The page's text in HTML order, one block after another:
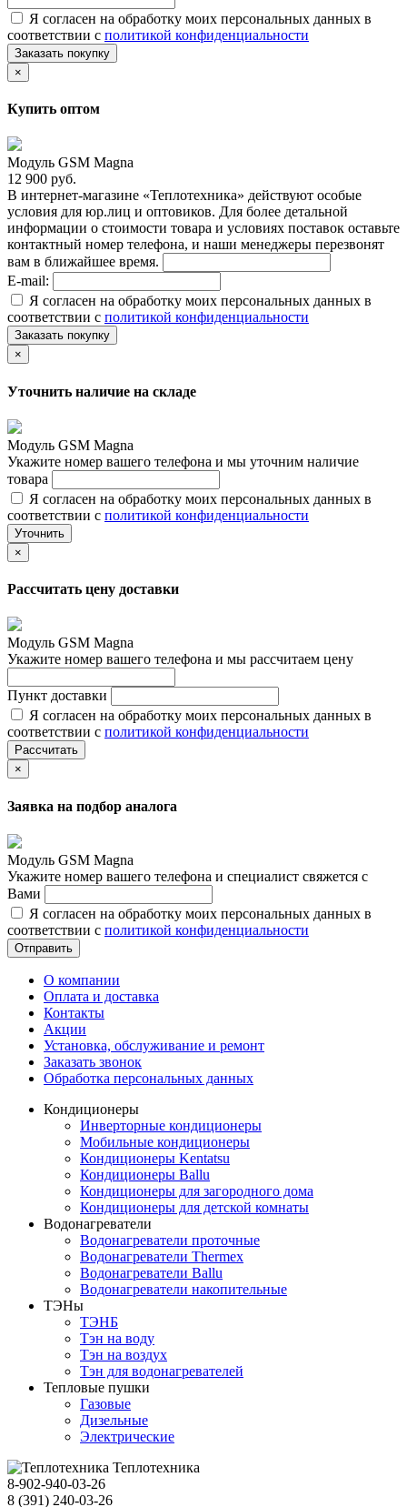
Я согласен на обработку моих персональных данных в
соответствии с политикой конфиденциальности
Заказать покупку
×
Купить оптом
Модуль GSM Magna
12 900 руб.
В интернет-магазине «Теплотехника» действуют особые
условия для юр.лиц и оптовиков. Для более детальной
информации о стоимости товара и условиях поставок оставьте
контактный номер телефона, и наши менеджеры перезвонят
вам в ближайшее время.
E-mail:
Я согласен на обработку моих персональных данных в
соответствии с политикой конфиденциальности
Заказать покупку
×
Уточнить наличие на складе
Модуль GSM Magna
Укажите номер вашего телефона и мы уточним наличие
товара
Я согласен на обработку моих персональных данных в
соответствии с политикой конфиденциальности
Уточнить
×
Рассчитать цену доставки
Модуль GSM Magna
Укажите номер вашего телефона и мы рассчитаем цену
Пункт доставки
Я согласен на обработку моих персональных данных в
соответствии с политикой конфиденциальности
Рассчитать
×
Заявка на подбор аналога
Модуль GSM Magna
Укажите номер вашего телефона и специалист свяжется с
Вами
Я согласен на обработку моих персональных данных в
соответствии с политикой конфиденциальности
Отправить
О компании
Оплата и доставка
Контакты
Акции
Установка, обслуживание и ремонт
Заказать звонок
Обработка персональных данных
Кондиционеры
Инверторные кондиционеры
Мобильные кондиционеры
Кондиционеры Kentatsu
Кондиционеры Ballu
Кондиционеры для загородного дома
Кондиционеры для детской комнаты
Водонагреватели
Водонагреватели проточные
Водонагреватели Thermex
Водонагреватели Ballu
Водонагреватели накопительные
ТЭНы
ТЭНБ
Тэн на воду
Тэн на воздух
Тэн для водонагревателей
Тепловые пушки
Газовые
Дизельные
Электрические
Теплотехника
8-902-940-03-26
8 (391) 240-03-26